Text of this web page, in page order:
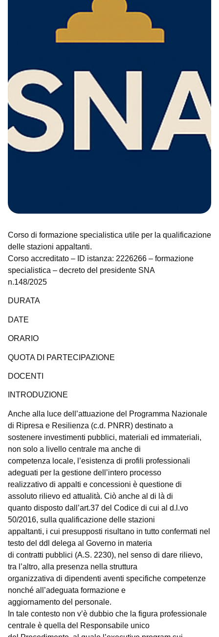
Corso di formazione specialistica utile per la qualificazione
delle stazioni appaltanti.
Corso accreditato – ID istanza: 2226266 – formazione
specialistica – decreto del presidente SNA
n.148/2025
DURATA
DATE
ORARIO
QUOTA DI PARTECIPAZIONE
DOCENTI
INTRODUZIONE
Anche alla luce dell’attuazione del Programma Nazionale
di Ripresa e Resilienza (c.d. PNRR) destinato a
sostenere investimenti pubblici, materiali ed immateriali,
non solo a livello centrale ma anche di
competenza locale, l’esistenza di profili professionali
adeguati per la gestione dell’intero processo
realizzativo di appalti e concessioni è questione di
assoluto rilievo ed attualità. Ciò anche al di là di
quanto disposto dall’art.37 del Codice di cui al d.l.vo
50/2016, sulla qualificazione delle stazioni
appaltanti, i cui presupposti risultano in tutto confermati nel
testo del ddl delega al Governo in materia
di contratti pubblici (A.S. 2230), nel senso di dare rilievo,
tra l’altro, alla presenza nella struttura
organizzativa di dipendenti aventi specifiche competenze
nonché all’adeguata formazione e
aggiornamento del personale.
In tale contesto non v’è dubbio che la figura professionale
centrale è quella del Responsabile unico